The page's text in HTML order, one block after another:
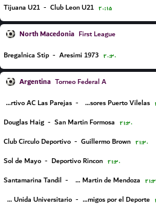
Tijuana U21 - Club Leon U21 ۲۰:۱۵
North Macedonia First League
Bregalnica Stip - Aresimi 1973 ۲۰:۳۰
Argentina Torneo Federal A
Sportivo AC Las Parejas - Defensores Puerto Vilelas
Douglas Haig - San Martin Formosa ۲۱:۳۰
Club Circulo Deportivo - Guillermo Brown ۲۱:۳۰
Sol de Mayo - Deportivo Rincon ۲۱:۳۰
Santamarina Tandil - San Martin de Mendoza
Juventud Unida Universitario - Fundación Amigos por el Deporte